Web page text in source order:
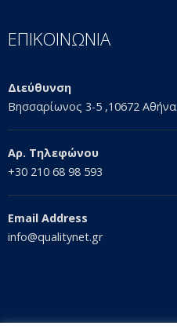
ΕΠΙΚΟΙΝΩΝΙΑ
Διεύθυνση
Βησσαρίωνος 3-5 ,10672 Αθήνα
Αρ. Τηλεφώνου
+30 210 68 98 593
Email Address
info@qualitynet.gr